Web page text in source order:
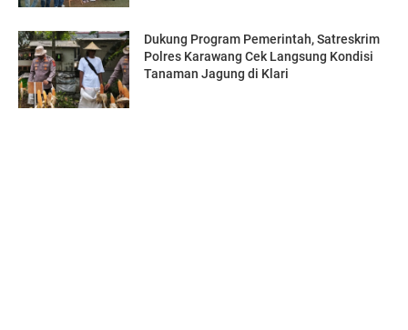
Dukung Program Pemerintah, Satreskrim
Polres Karawang Cek Langsung Kondisi
Tanaman Jagung di Klari